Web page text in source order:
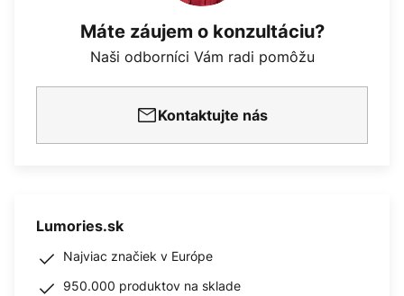
Máte záujem o konzultáciu?
Naši odborníci Vám radi pomôžu
Kontaktujte nás
Lumories.sk
Najviac značiek v Európe
950.000 produktov na sklade